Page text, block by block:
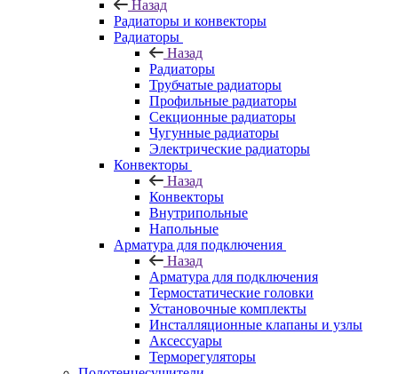
Назад
Радиаторы и конвекторы
Радиаторы
Назад
Радиаторы
Трубчатые радиаторы
Профильные радиаторы
Секционные радиаторы
Чугунные радиаторы
Электрические радиаторы
Конвекторы
Назад
Конвекторы
Внутрипольные
Напольные
Арматура для подключения
Назад
Арматура для подключения
Термостатические головки
Установочные комплекты
Инсталляционные клапаны и узлы
Аксессуары
Терморегуляторы